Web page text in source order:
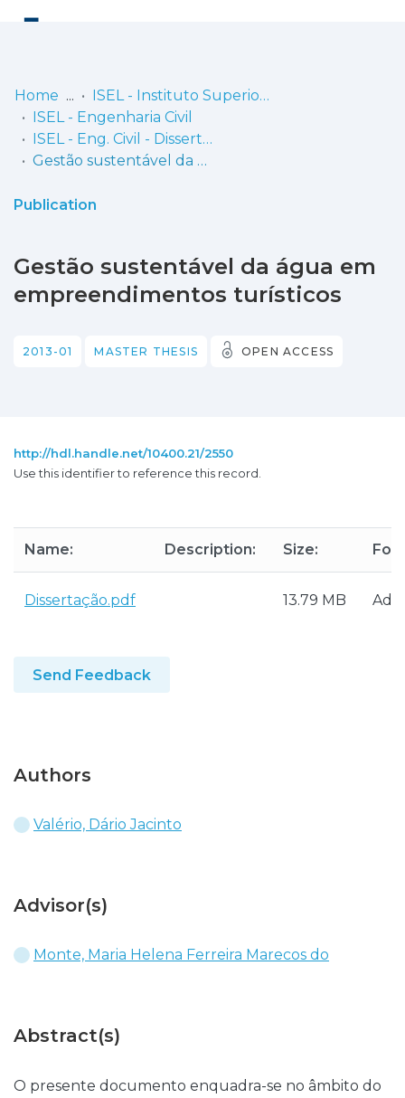
Communities
& Collections
Statistics
Home
ISEL - Instituto Superior de Engenharia de Lisboa
ISEL - Engenharia Civil
ISEL - Eng. Civil - Dissertações de Mestrado
Gestão sustentável da água em empreendimentos turísticos
Publication
Gestão sustentável da água em
empreendimentos turísticos
2013-01 MASTER THESIS OPEN ACCESS
http://hdl.handle.net/10400.21/2550
Use this identifier to reference this record.
Name: Description: Size:
Dissertação.pdf 13.79 MB
Send Feedback
Authors
Valério, Dário Jacinto
Advisor(s)
Monte, Maria Helena Ferreira Marecos do
Abstract(s)
O presente documento enquadra-se no âmbito do